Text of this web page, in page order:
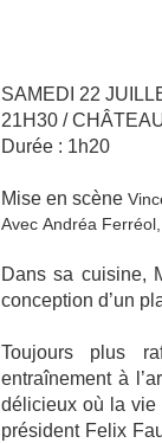
SAMEDI 22
21H30 /
Durée : 1h20
Mise en scène
Avec Andréa
Dans sa cuisine,
conception d’un
Toujours plus
entraînement à
délicieux où la
président Felix